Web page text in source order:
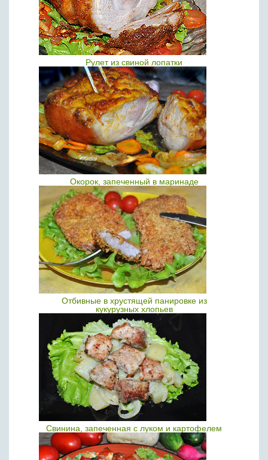
Рулет из свиной лопатки
Окорок, запеченный в маринаде
Отбивные в хрустящей панировке из
кукурузных хлопьев
Свинина, запеченная с луком и картофелем